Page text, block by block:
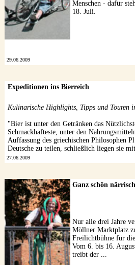
Menschen - dafür
18. Juli.
29.06.2009
Expeditionen ins Bierreich
Kulinarische Highlights, Tipps und Touren
"Bier ist unter den Getränken das
Schmackhafteste, unter den
Auffassung des griechischen Philosophen
Deutsche zu teilen, schließlich liegen sie
27.06.2009
Ganz schön närrisch
Nur alle drei Jahre
Möllner Marktplatz
Freilichtbühne für
Vom 6. bis 16.
treibt der ...